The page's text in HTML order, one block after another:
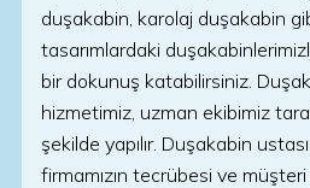
duşakabin, karolaj duşakabin
tasarımlardaki
bir dokunuş katabilirsiniz.
hizmetimiz, uzman ekibimiz
şekilde yapılır. Duşakabin ustası
firmamızın tecrübesi ve